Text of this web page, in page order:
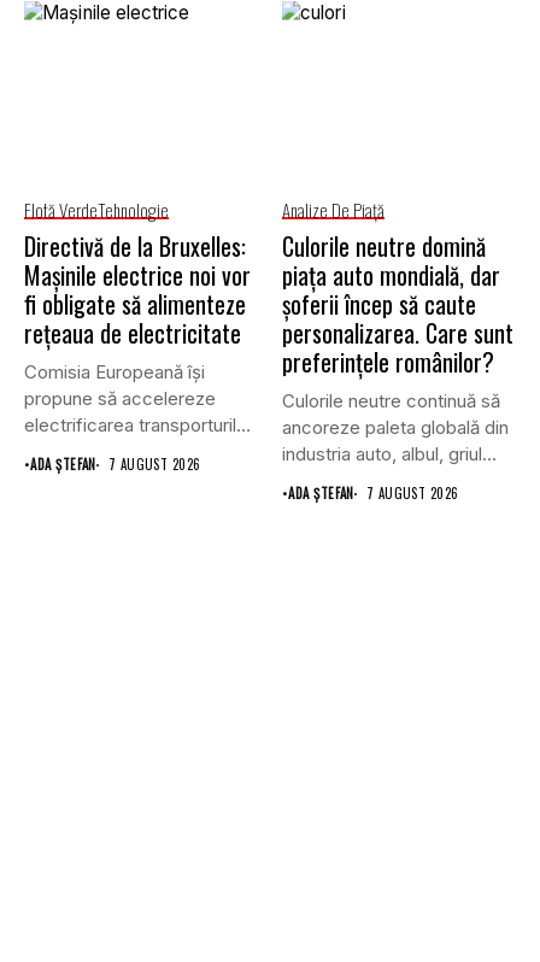
Flotă VerdeTehnologie
Directivă de la Bruxelles:
Mașinile electrice noi vor
fi obligate să alimenteze
rețeaua de electricitate
Comisia Europeană își
propune să accelereze
electrificarea transporturilor,
a clădirilor și a...
•ADA ȘTEFAN 7 AUGUST 2026
Analize De Piață
Culorile neutre domină
piața auto mondială, dar
șoferii încep să caute
personalizarea. Care sunt
preferințele românilor?
Culorile neutre continuă să
ancoreze paleta globală din
industria auto, albul, griul...
•ADA ȘTEFAN 7 AUGUST 2026